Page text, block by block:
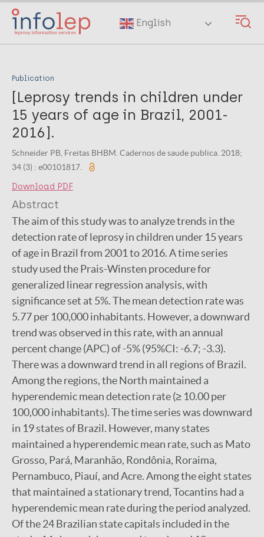
Skip
main
English
Publication
[Leprosy trends in children under
15 years of age in Brazil, 2001-
2016].
Schneider PB, Freitas BHBM. Cadernos de saude publica. 2018;
34 (3) : e00101817.
Download PDF
Abstract
The aim of this study was to analyze trends in the
detection rate of leprosy in children under 15 years
of age in Brazil from 2001 to 2016. A time series
study used the Prais-Winsten procedure for
generalized linear regression analysis, with
significance set at 5%. The mean detection rate was
5.77 per 100,000 inhabitants. However, a downward
trend was observed in this rate, with an annual
percent change (APC) of -5% (95%CI: -6.7; -3.3).
There was a downward trend in all regions of Brazil.
Among the regions, the North maintained a
hyperendemic mean detection rate (≥ 10.00 per
100,000 inhabitants). The time series was downward
in 19 states of Brazil. However, many states
maintained a hyperendemic mean rate, such as Mato
Grosso, Pará, Maranhão, Rondônia, Roraima,
Pernambuco, Piauí, and Acre. Among the eight states
that maintained a stationary trend, Tocantins had a
hyperendemic mean rate during the period analyzed.
Of the 24 Brazilian state capitals included in the